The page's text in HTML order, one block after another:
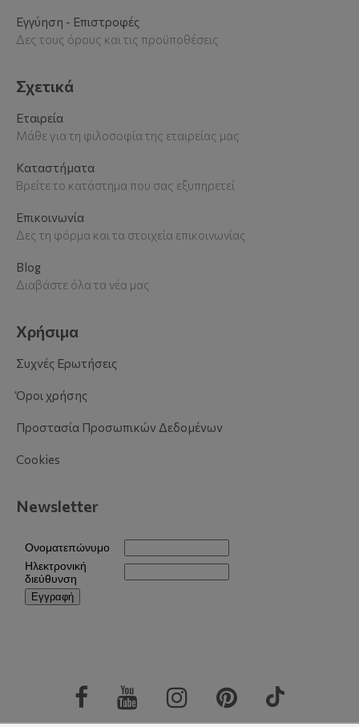
Εγγύηση - Επιστροφές
Δες τους όρους και τις προϋποθέσεις
Σχετικά
Εταιρεία
Μάθε για τη φιλοσοφία της εταιρείας μας
Καταστήματα
Βρείτε το κατάστημα που σας εξυπηρετεί
Επικοινωνία
Δες τη φόρμα και τα στοιχεία επικοινωνίας
Blog
Διαβάστε όλα τα νέα μας
Χρήσιμα
Συχνές Ερωτήσεις
Όροι χρήσης
Προστασία Προσωπικών Δεδομένων
Cookies
Newsletter